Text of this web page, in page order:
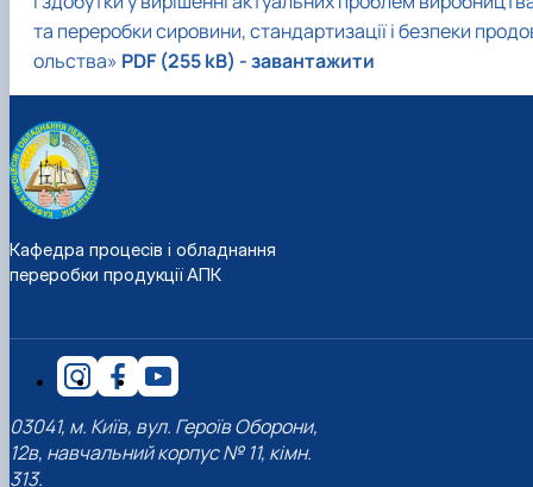
та переробки сировини, стандартизації і безпеки
ольства» PDF (255 kB) - завантажити
Кафедра процесів і обладнання
переробки продукції АПК
03041, м. Київ, вул. Героїв Оборони,
12в, навчальний корпус № 11, кімн.
313.